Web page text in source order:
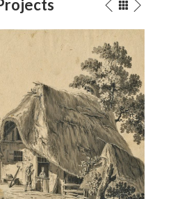
mit Strohdach
Bleistift